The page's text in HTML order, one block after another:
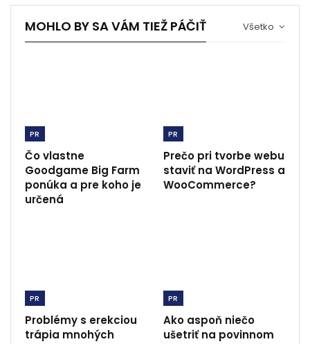
Všetko
MOHLO BY SA VÁM TIEŽ PÁČIŤ
PR
Čo vlastne
Goodgame Big Farm
ponúka a pre koho je
určená
PR
Prečo pri tvorbe webu
staviť na WordPress a
WooCommerce?
PR
Problémy s erekciou
trápia mnohých
PR
Ako aspoň niečo
ušetriť na povinnom